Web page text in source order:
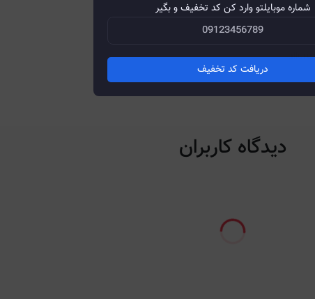
دیدگاه کاربران
شماره موبایلتو وارد کن کد تخفیف و بگیر
دریافت کد تخفیف